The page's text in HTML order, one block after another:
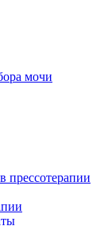
мочи
прессотерапии